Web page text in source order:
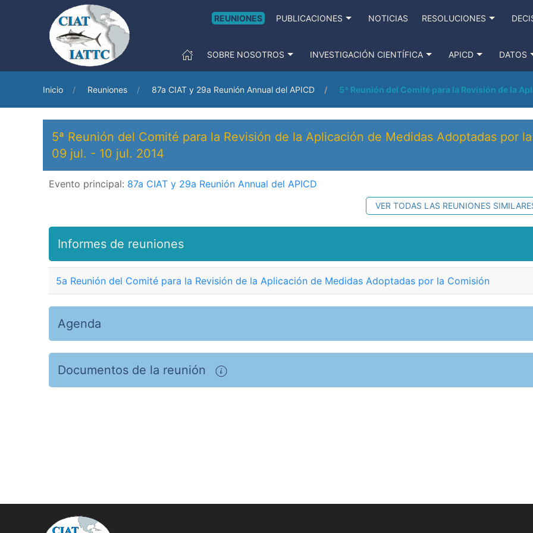
REUNIONES PUBLICACIONES NOTICIAS RESOLUCIONES
SOBRE NOSOTROS INVESTIGACIÓN CIENTÍFICA APICD DATOS
Inicio Reuniones 87a CIAT y 29a Reunión Annual del APICD 5ª Reunión del Comité para la Revisión de la
5ª Reunión del Comité para la Revisión de la Aplicación de Medidas Adoptadas por
09 jul. - 10 jul. 2014
Evento principal: 87a CIAT y 29a Reunión Annual del APICD
VER TODAS LAS REUNIONES
Informes de reuniones
5a Reunión del Comité para la Revisión de la Aplicación de Medidas Adoptadas por la Comisión
Agenda
Documentos de la reunión